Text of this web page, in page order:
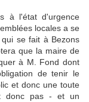
à l'état d'urgence
locales a se
se fait à Bezons
que la maire de
à M. Fond dont
de tenir le
et donc une toute
donc pas - et un